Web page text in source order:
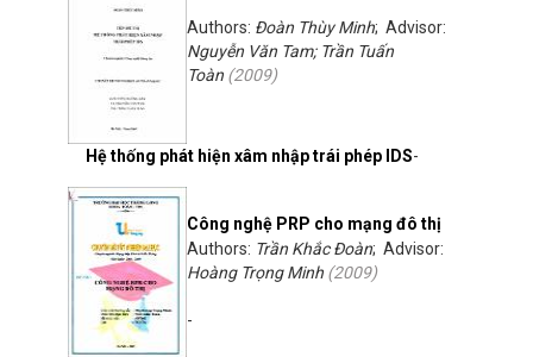
Hệ thống phát hiện xâm nhập trái phép IDS
Authors: Đoàn Thùy Minh; Advisor:
Nguyễn Văn Tam; Trần Tuấn
Toàn (2009)
-
Công nghệ PRP cho mạng đô thị
Authors: Trần Khắc Đoàn; Advisor:
Hoàng Trọng Minh (2009)
-